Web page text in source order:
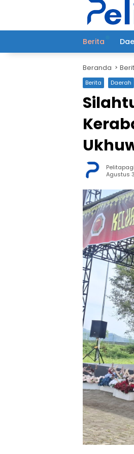
Berita
Beranda
Berita Daerah
Pelitapagi
Agustus